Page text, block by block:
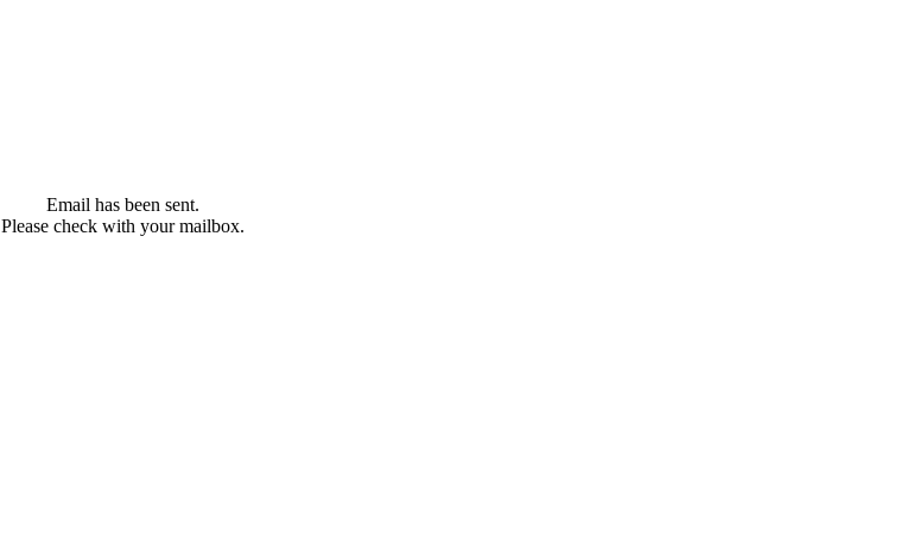
Email has been sent.
Please check with your mailbox.